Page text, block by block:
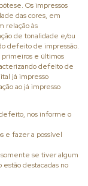
Os impressos
das cores, em
relação às
de tonalidade e/ou
defeito de impressão.
primeiros e últimos
defeito de
já impresso
ao já impresso
nos informe o
e fazer a possível
somente se tiver algum
destacadas no